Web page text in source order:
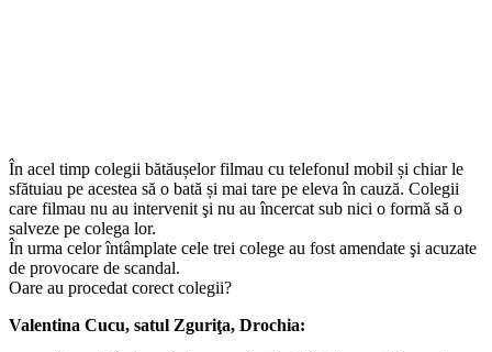
În acel timp colegii bătăușelor filmau cu telefonul mobil și chiar le
sfătuiau pe acestea să o bată și mai tare pe eleva în cauză. Colegii
care filmau nu au intervenit şi nu au încercat sub nici o formă să o
salveze pe colega lor.
În urma celor întâmplate cele trei colege au fost amendate şi acuzate
de provocare de scandal.
Oare au procedat corect colegii?
Valentina Cucu, satul Zguriţa, Drochia: